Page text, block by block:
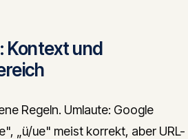
Kontext und
Regeln. Umlaute: Google
„ü/ue" meist korrekt, aber URL-